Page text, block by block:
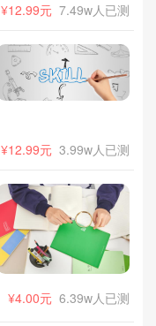
7.49w人已测
¥12.99元
3.99w人已测
¥12.99元
6.39w人已测
¥4.00元